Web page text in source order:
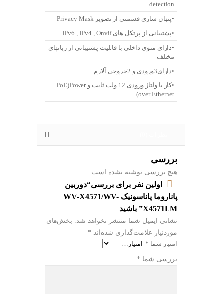
detection
•پنهان سازی قسمتی از تصویر Privacy Mask
•پشتیبانی از پرتکل های IPv6 , IPv4 , Onvif
•دارای منوی داخلی با قابلیت پشتیبانی از زبانهای
مختلف
•دارای3ورودی و 2خروجی آلارم
•کار با ولتاژ ورودی 12 ولت ثابت و PoE)Power
over Ethernet)
بررسی
هیچ بررسی نوشته نشده است.
اولین نفر برای بررسی“دوربین
پاناروما پاناسونیک WV-X4571/WV-
X4571LM” باشید
نشانی ایمیل شما منتشر نخواهد شد. بخش‌های
موردنیاز علامت‌گذاری شده‌اند *
امتیاز شما *
بررسی شما *